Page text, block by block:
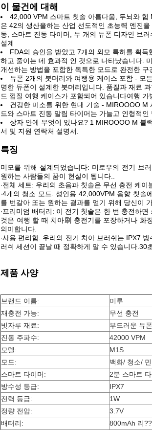
이 물건에 대해
42,000 VPM 스마트 칫솔 아름다움, 두뇌와
은 42의 생산을하는 산업 선도적인 초능력 엔진
동, 스마트 진동 타이머, 두 개의 듀폰 디자인 브
설계
FDA의 승인을 받았고 7개의 외모 특허를 획
하고 줄이는 데 효과적 인 것으로 나타났습니다.
개선하는 방법을 포함한 독특한 모드로 완전한 구
듀폰 2개의 붓머리와 여행용 케이스 포함 - 모
명한 듀폰이 설계한 붓머리입니다. 품질과 재료
드 껍질 여행 케이스가 포함되어 있습니다여행
건강한 미소를 위한 현대 기술 - MIROOOO
드와 스마트 진동 알림 타이머는 가늘고 인형적
상자 안에 무엇이 있나요? 1 MIROOOO M 블
서 및 지원 연락처 설명서.
특징
미모를 위해 설계되었습니다: 미로우의 전기 브
원하는 사람들의 꿈이 현실이 됩니다..
∙전체 세트: 우리의 초음파 칫솔은 무선 충전 케
∙4개의 청소 모드: 성인용 42,000VPM 음향 칫솔
를 번갈아 또는 원하는 결과를 얻기 위해 당신이
∙프리미엄 배터리: 이 전기 칫솔은 한 번 충전하
것은 여행 할 때 치아刷 충전기를 포장하거나 화
의미합니다.
∙사용 편리함: 우리의 전기 치아 브러쉬는 IPX7
러쉬 세션이 끝날 때 정확하게 알 수 있습니다.30
제품 사양
브랜드 이름:
미루
재충전 가능:
무선 충전
빗자루 재료:
부드러운 듀
진동 주파수:
42000 VPM
모델:
M1S
모드:
백화/ 청소/
스마트 타이머:
2분 스마트
방수성 등급:
IPX7
전력 등급:
1W
정량 전압:
3.7V
배터리:
800mAh 리